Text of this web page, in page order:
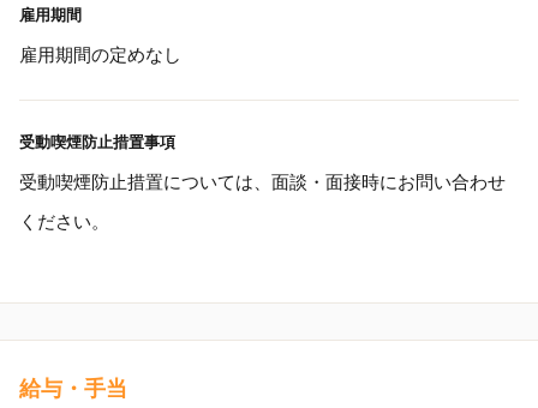
雇用期間
雇用期間の定めなし
受動喫煙防止措置事項
受動喫煙防止措置については、面談・面接時にお問い合わせ
ください。
給与・手当